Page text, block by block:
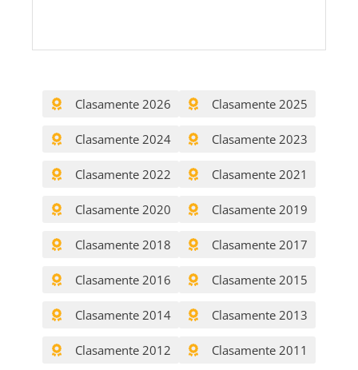
Clasamente 2026 Clasamente 2025
Clasamente 2024 Clasamente 2023
Clasamente 2022 Clasamente 2021
Clasamente 2020 Clasamente 2019
Clasamente 2018 Clasamente 2017
Clasamente 2016 Clasamente 2015
Clasamente 2014 Clasamente 2013
Clasamente 2012 Clasamente 2011